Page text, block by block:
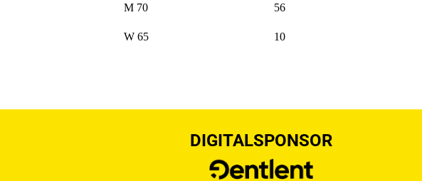
M 70 56
W 65 10
DIGITALSPONSOR